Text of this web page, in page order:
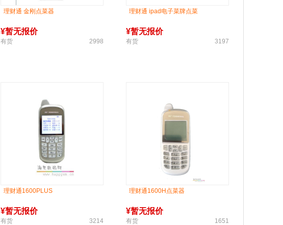
理财通 金刚点菜器
¥暂无报价
有货 2998
理财通 ipad电子菜牌点菜
¥暂无报价
有货 3197
理财通1600PLUS
¥暂无报价
有货 3214
理财通1600H点菜器
¥暂无报价
有货 1651